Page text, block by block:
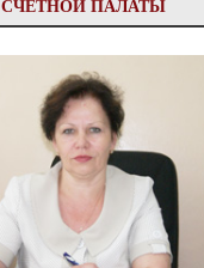
СЧЕТНОЙ ПАЛАТЫ